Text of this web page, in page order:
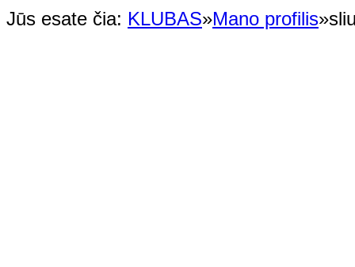
Jūs esate čia: KLUBAS»Mano profilis»